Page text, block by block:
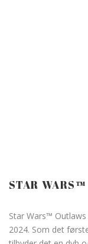
STAR
Star Wars™
2024. Som det